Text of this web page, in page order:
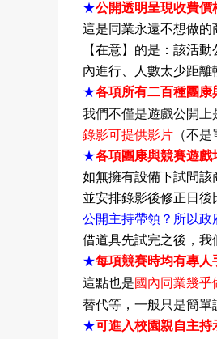
★公開透明呈現收費價
這是同業永遠不想做
【在意】的是 ：該活
內進行、人數太少距離
★各項所有二百種團康
我們不僅是遊戲公開上
錄影可提供影片 （不
★各項團康與競賽遊戲
如無擁有設備下試問該
並安排錄影後修正日
公開主持帶領？所以
借道具先試完之後，我
★每項競賽時均有專人
這點也是國內同業幾乎
替代等，一般只是簡
★可進入校園親自主持